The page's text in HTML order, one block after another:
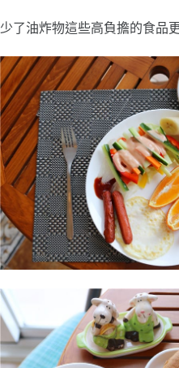
少了油炸物這些高負擔的食品